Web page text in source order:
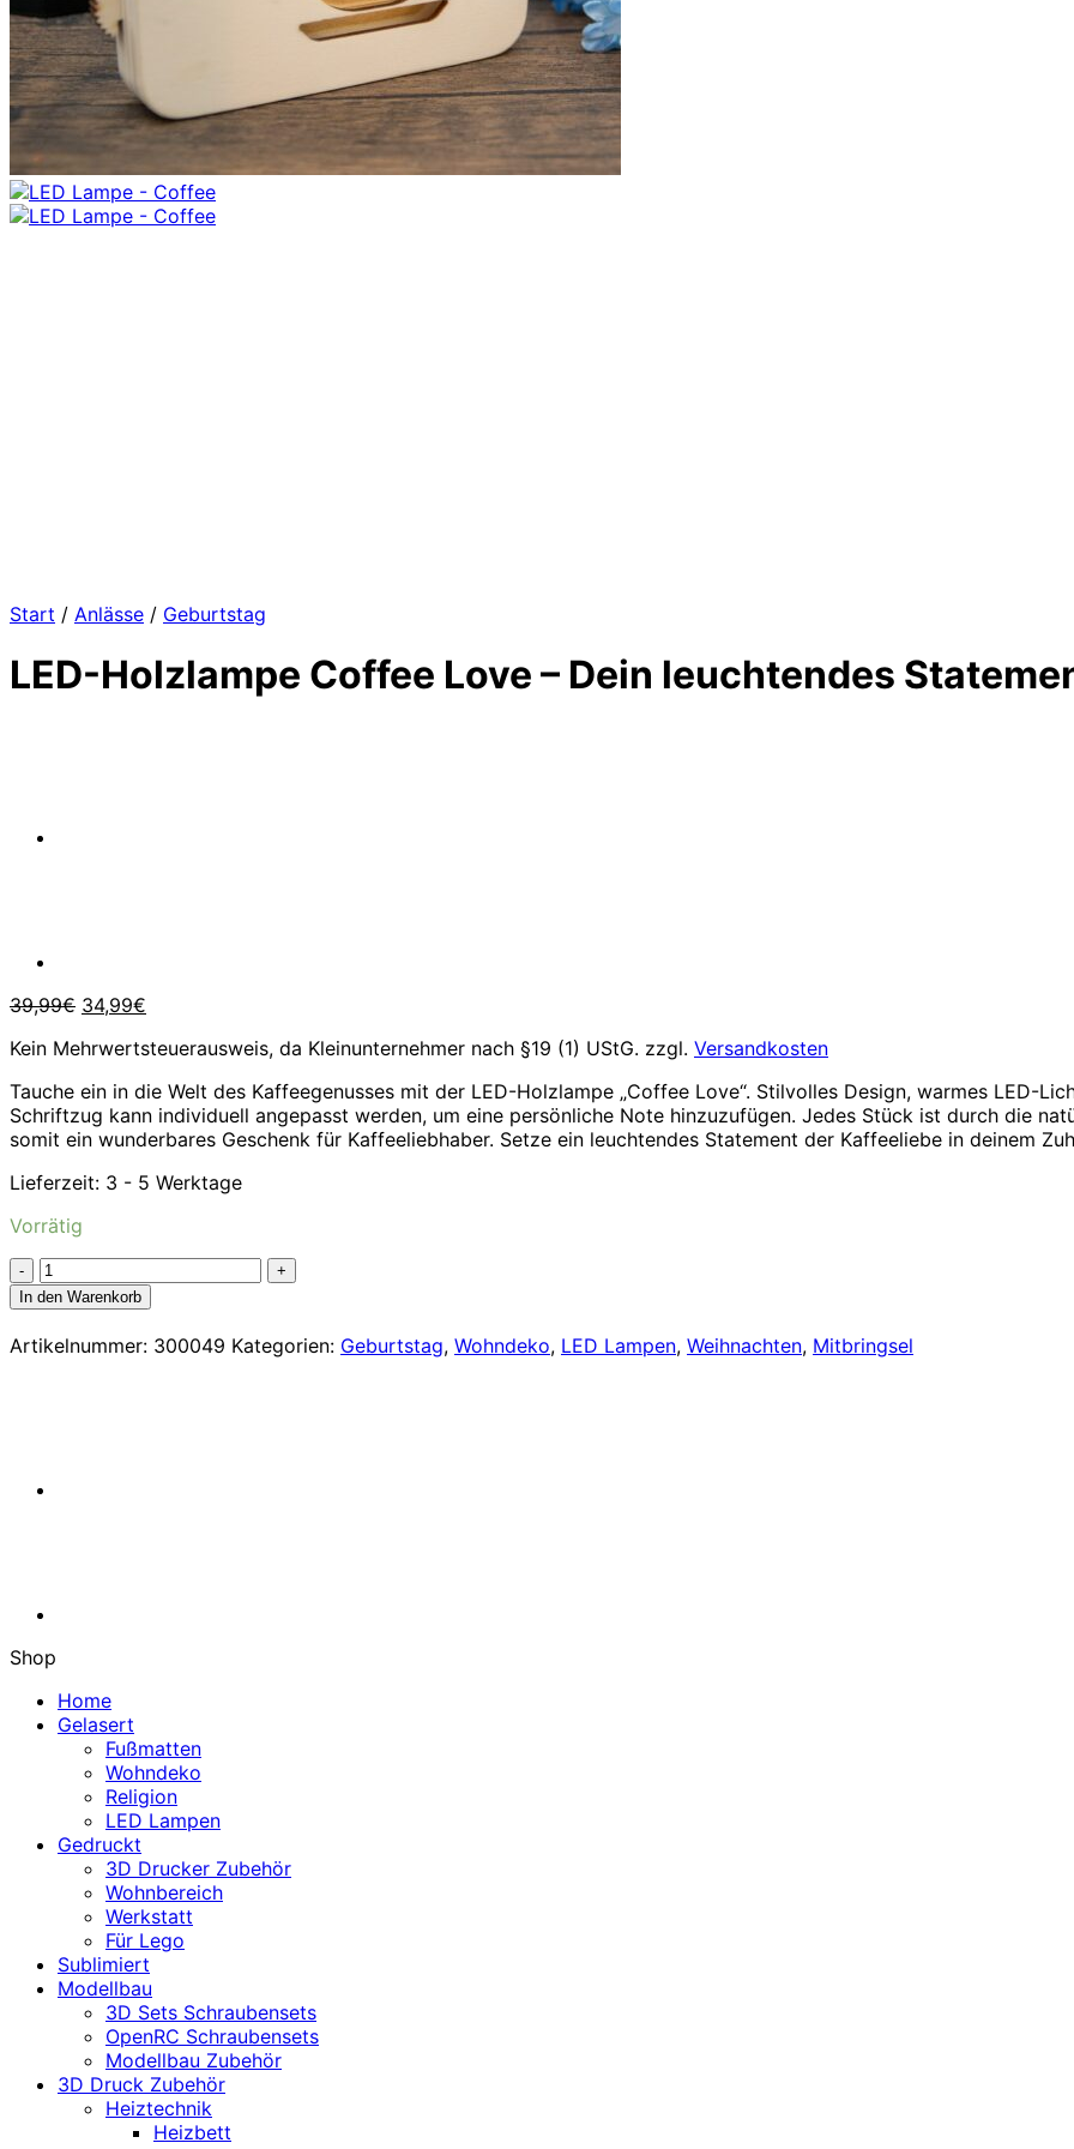
Start / Anlässe / Geburtstag
LED-Holzlampe Coffee Love – Dein leuchtendes
39,99€ Ursprünglicher
war:
34,99€
ist:
Kein Mehrwertsteuerausweis, da Kleinunternehmer nach §19 (1) UStG. zzgl. Versandkosten
Tauche ein in die Welt des Kaffeegenusses mit der LED-Holzlampe „Coffee Love“. Stilvolles Design, warmes LED-
Schriftzug kann individuell angepasst werden, um eine persönliche Note hinzuzufügen. Jedes Stück ist durch die
somit ein wunderbares Geschenk für Kaffeeliebhaber. Setze ein leuchtendes Statement der Kaffeeliebe in deinem
Lieferzeit: 3 - 5 Werktage
Vorrätig
LED-
Holzlampe
Coffee
Love
In den Warenkorb
Artikelnummer: 300049 Kategorien: Geburtstag, Wohndeko, LED Lampen, Weihnachten, Mitbringsel
Shop
Home
Gelasert
Fußmatten
Wohndeko
Religion
LED Lampen
Gedruckt
3D Drucker Zubehör
Wohnbereich
Werkstatt
Für Lego
Sublimiert
Modellbau
3D Sets Schraubensets
OpenRC Schraubensets
Modellbau Zubehör
3D Druck Zubehör
Heiztechnik
Heizbett